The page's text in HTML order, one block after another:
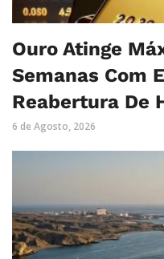
Ouro Atinge
Semanas Com
Reabertura De
6 de Agosto, 2026